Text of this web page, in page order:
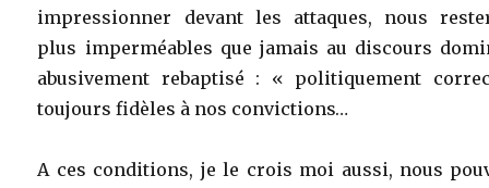
impressionner devant les attaques, nous
plus imperméables que jamais au discours
abusivement rebaptisé : « politiquement
toujours fidèles à nos convictions…
A ces conditions, je le crois moi aussi, nous